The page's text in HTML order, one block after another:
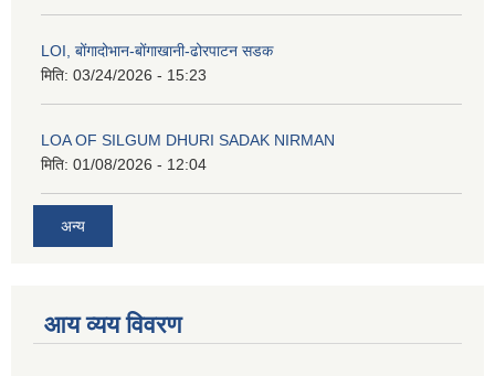
LOI, बोंगादोभान-बोंगाखानी-ढोरपाटन सडक
मिति: 03/24/2026 - 15:23
LOA OF SILGUM DHURI SADAK NIRMAN
मिति: 01/08/2026 - 12:04
अन्य
आय व्यय विवरण